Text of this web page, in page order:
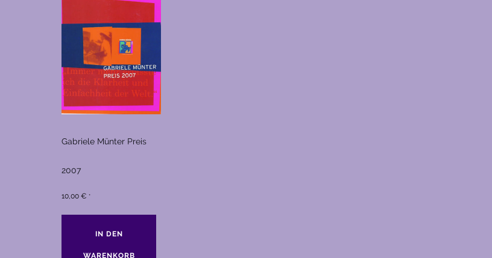
Gabriele Münter Preis
2007
10,00 € *
IN DEN
WARENKORB